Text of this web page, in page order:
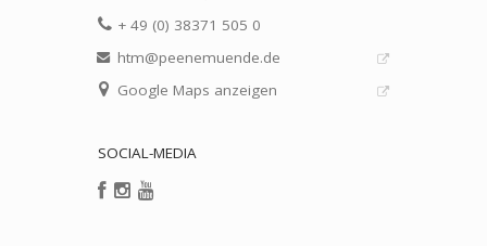
+ 49 (0) 38371 505 0
htm@peenemuende.de
Google Maps anzeigen
SOCIAL-MEDIA